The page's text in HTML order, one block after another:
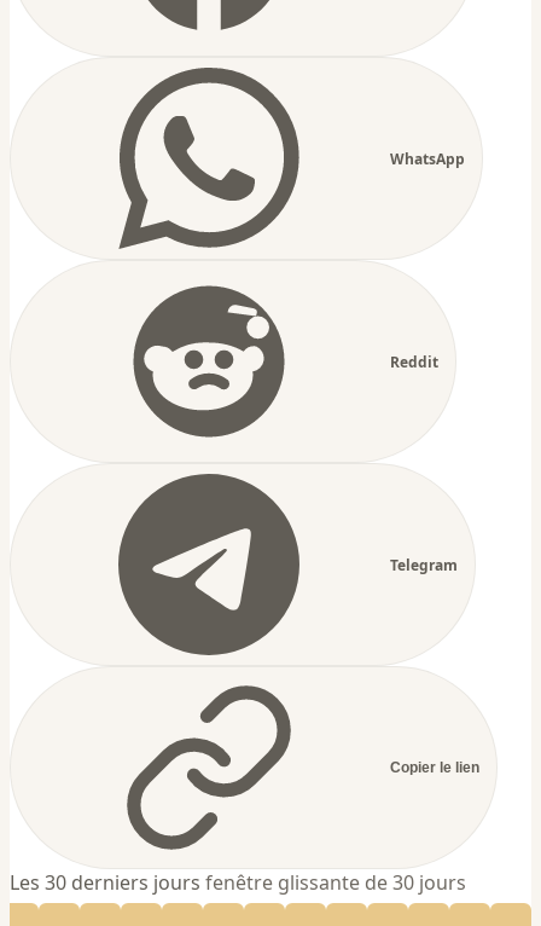
WhatsApp
Reddit
Telegram
Copier le lien
Les 30 derniers jours fenêtre glissante de 30 jours